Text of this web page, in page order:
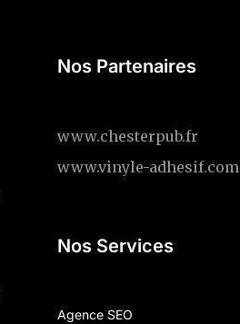
Nos Partenaires
www.chesterpub.fr
www.vinyle-adhesif.com
Nos Services
Agence SEO